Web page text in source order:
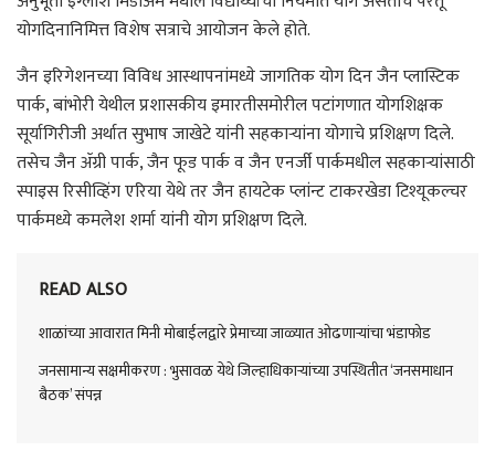
योगदिनानिमित्त विशेष सत्राचे आयोजन केले होते.
जैन इरिगेशनच्या विविध आस्थापनांमध्ये जागतिक योग दिन जैन प्लास्टिक
पार्क, बांभोरी येथील प्रशासकीय इमारतीसमोरील पटांगणात योगशिक्षक
सूर्यागिरीजी अर्थात सुभाष जाखेटे यांनी सहकाऱ्यांना योगाचे प्रशिक्षण दिले.
तसेच जैन ॲग्री पार्क, जैन फूड पार्क व जैन एनर्जी पार्कमधील सहकाऱ्यांसाठी
स्पाइस रिसीव्हिंग एरिया येथे तर जैन हायटेक प्लांन्ट टाकरखेडा टिश्यूकल्चर
पार्कमध्ये कमलेश शर्मा यांनी योग प्रशिक्षण दिले.
READ ALSO
शाळांच्या आवारात मिनी मोबाईलद्वारे प्रेमाच्या जाळ्यात ओढणाऱ्यांचा भंडाफोड
जनसामान्य सक्षमीकरण : भुसावळ येथे जिल्हाधिकाऱ्यांच्या उपस्थितीत ‘जनसमाधान
बैठक’ संपन्न